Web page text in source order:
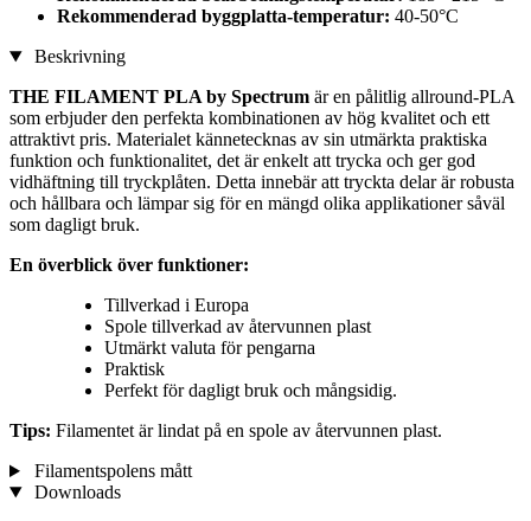
Rekommenderad byggplatta-temperatur: 40-50°C
Beskrivning
THE FILAMENT PLA by Spectrum är en pålitlig allround-PLA
som erbjuder den perfekta kombinationen av hög kvalitet och ett
attraktivt pris. Materialet kännetecknas av sin utmärkta praktiska
funktion och funktionalitet, det är enkelt att trycka och ger god
vidhäftning till tryckplåten. Detta innebär att tryckta delar är robusta
och hållbara och lämpar sig för en mängd olika applikationer såväl
som dagligt bruk.
En överblick över funktioner:
Tillverkad i Europa
Spole tillverkad av återvunnen plast
Utmärkt valuta för pengarna
Praktisk
Perfekt för dagligt bruk och mångsidig.
Tips: Filamentet är lindat på en spole av återvunnen plast.
Filamentspolens mått
Downloads